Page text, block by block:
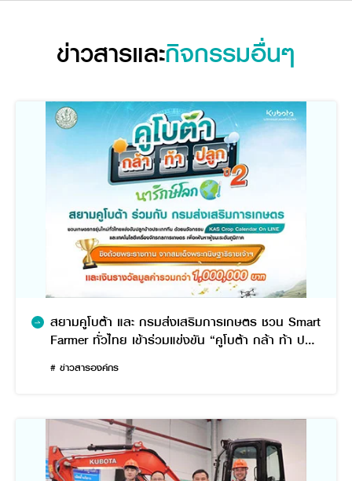
ข่าวสารและกิจกรรมอื่นๆ
สยามคูโบต้า และ กรมส่งเสริมการเกษตร ชวน Smart
Farmer ทั่วไทย เข้าร่วมแข่งขัน “คูโบต้า กล้า ท้า ปลูก
# ข่าวสารองค์กร